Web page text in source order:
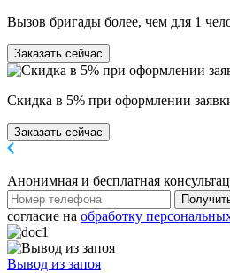
Вызов бригады более, чем для 1
Заказать сейчас
Скидка в 5% при оформлении
Заказать сейчас
Анонимная и бесплатная
согласие на обработку
Вывод из запоя